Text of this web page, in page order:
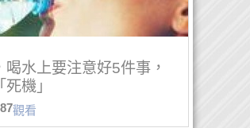
喝水上要注意好5件事，
機」
觀看